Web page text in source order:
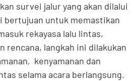
survei jalur yang akan dilalui
bertujuan untuk memastikan
rekayasa lalu lintas,
rencana, langkah ini dilakukan
kenyamanan dan
selama acara berlangsung.